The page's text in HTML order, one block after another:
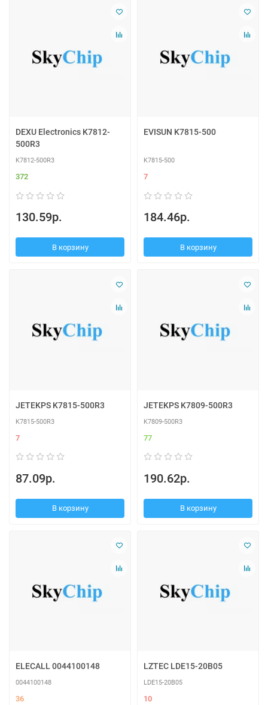
DEXU Electronics K7812-
500R3
K7812-500R3
372
130.59р.
В корзину
EVISUN K7815-500
K7815-500
7
184.46р.
В корзину
JETEKPS K7815-500R3
K7815-500R3
7
87.09р.
В корзину
JETEKPS K7809-500R3
K7809-500R3
77
190.62р.
В корзину
ELECALL 0044100148
0044100148
36
LZTEC LDE15-20B05
LDE15-20B05
10